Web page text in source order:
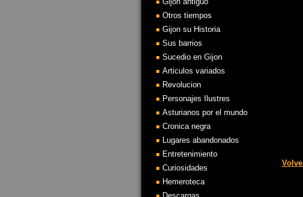
Otros tiempos
Gijon su Historia
Sus barrios
Sucedio en Gijon
Articulos variados
Revolucion
Personajes Ilustres
Asturianos por el mundo
Cronica negra
Lugares abandonados
Entretenimiento
Curiosidades
Hemeroteca